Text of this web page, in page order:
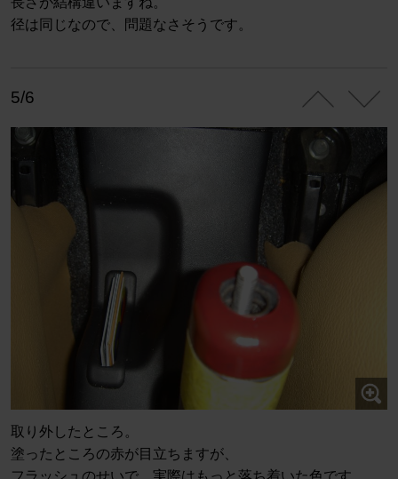
径は同じなので、問題なさそうです。
5/6
取り外したところ。
塗ったところの赤が目立ちますが、